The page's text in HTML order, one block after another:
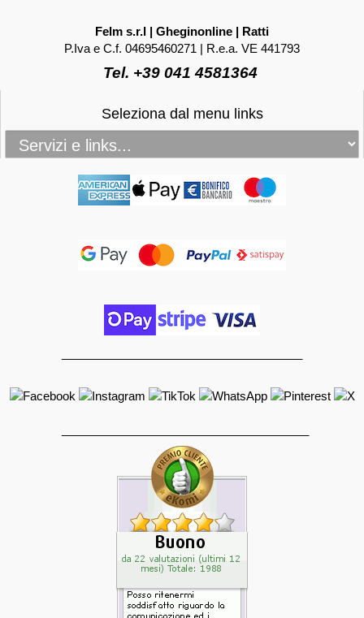
Felm s.r.l | Gheginonline | Ratti
P.Iva e C.f. 04695460271 | R.e.a. VE 441793
Tel. +39 041 4581364
Seleziona dal menu links